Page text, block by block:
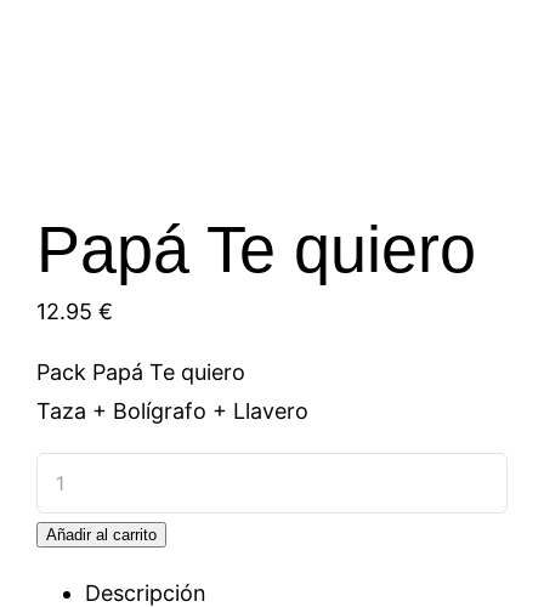
Papá Te quiero
12.95 €
Pack Papá Te quiero
Taza + Bolígrafo + Llavero
Papá
Te
quiero
cantidad
Añadir al carrito
Descripción